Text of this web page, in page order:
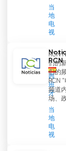
当
地
电
视
RCN
西
班
牙
当
地
电
视
RCN
们的
们的
RCN
频道
场、